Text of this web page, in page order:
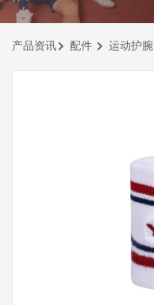
产品资讯 配件 运动护腕